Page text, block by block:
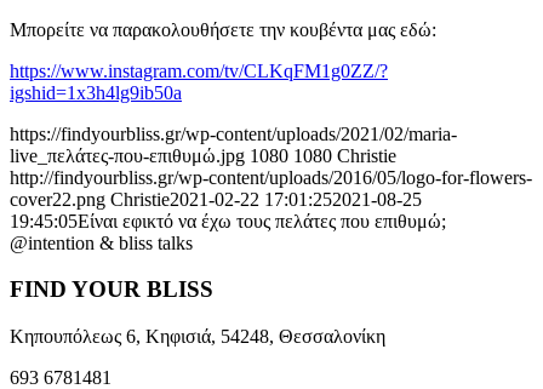
Μπορείτε να παρακολουθήσετε την κουβέντα μας εδώ:
https://www.instagram.com/tv/CLKqFM1g0ZZ/?
igshid=1x3h4lg9ib50a
https://findyourbliss.gr/wp-content/uploads/2021/02/maria-
live_πελάτες-που-επιθυμώ.jpg 1080 1080 Christie
http://findyourbliss.gr/wp-content/uploads/2016/05/logo-for-flowers-
cover22.png Christie2021-02-22 17:01:252021-08-25
19:45:05Είναι εφικτό να έχω τους πελάτες που επιθυμώ;
@intention & bliss talks
FIND YOUR BLISS
Κηπουπόλεως 6, Κηφισιά, 54248, Θεσσαλονίκη
693 6781481